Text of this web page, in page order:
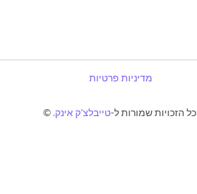
מדיניות פרטיות
כל הזכויות שמורות ל-טייבלצ'ק אינק.©